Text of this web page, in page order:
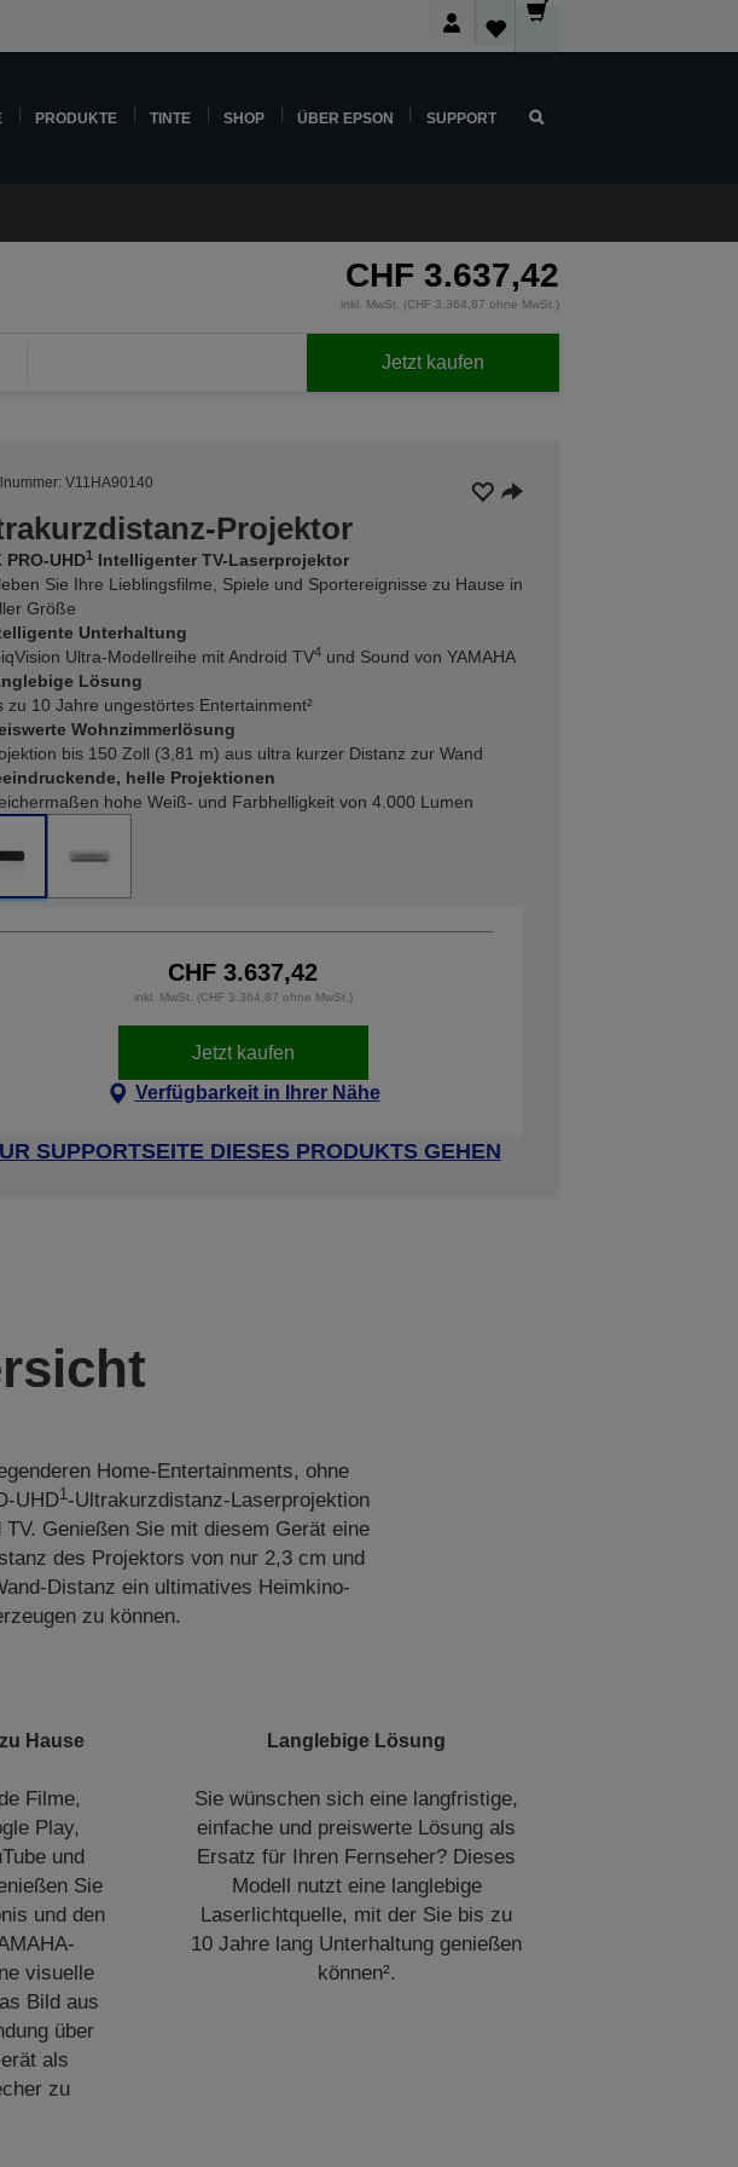
PRODUKTE TINTE SHOP ÜBER EPSON SUPPORT
CHF 3.637,42
inkl. MwSt. (CHF 3.364,87 ohne MwSt.)
Jetzt kaufen
V11HA90140
Projektor
PRO-UHD1 Intelligenter TV-Laserprojektor
Sie Ihre Lieblingsfilme, Spiele und Sportereignisse zu Hause in
Größe
Unterhaltung
Ultra-Modellreihe mit Android TV4 und Sound von YAMAHA
Lösung
zu 10 Jahre ungestörtes Entertainment²
Wohnzimmerlösung
bis 150 Zoll (3,81 m) aus ultra kurzer Distanz zur Wand
helle Projektionen
hohe Weiß- und Farbhelligkeit von 4.000 Lumen
CHF 3.637,42
inkl. MwSt. (CHF 3.364,87 ohne MwSt.)
Jetzt kaufen
Verfügbarkeit in Ihrer Nähe
SUPPORTSEITE DIESES PRODUKTS GEHEN
Home-Entertainments, ohne
UHD1-Ultrakurzdistanz-Laserprojektion
Genießen Sie mit diesem Gerät eine
des Projektors von nur 2,3 cm und
Distanz ein ultimatives Heimkino-
zu können.
Hause
Filme,
Play,
und
Sie
und den
visuelle
Bild aus
über
als
zu
Langlebige Lösung
Sie wünschen sich eine langfristige,
einfache und preiswerte Lösung als
Ersatz für Ihren Fernseher? Dieses
Modell nutzt eine langlebige
Laserlichtquelle, mit der Sie bis zu
10 Jahre lang Unterhaltung genießen
können².